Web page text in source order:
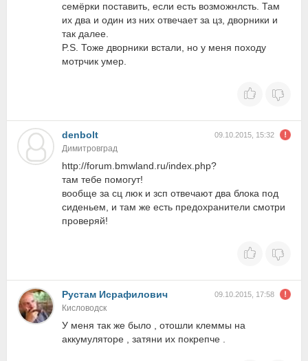
семёрки поставить, если есть возможнлсть. Там
их два и один из них отвечает за цз, дворники и
так далее.
P.S. Тоже дворники встали, но у меня походу
мотрчик умер.
denbolt 09.10.2015, 15:32
Димитровград
http://forum.bmwland.ru/index.php?
там тебе помогут!
вообще за сц люк и зсп отвечают два блока под
сиденьем, и там же есть предохранители смотри
проверяй!
Рустам Исрафилович 09.10.2015, 17:58
Кисловодск
У меня так же было , отошли клеммы на
аккумуляторе , затяни их покрепче .